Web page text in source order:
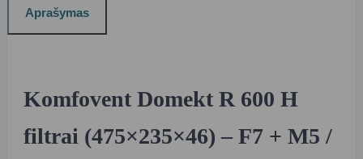
Aprašymas
Komfovent Domekt R 600 H
filtrai (475×235×46) – F7 + M5 /